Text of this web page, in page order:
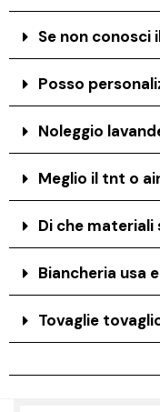
Se non
Posso
Noleggio
Meglio il tnt o
Di che
Biancheria usa
Tovaglie